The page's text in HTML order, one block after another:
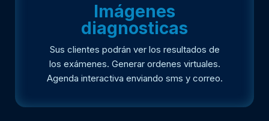
Imágenes
diagnosticas
Sus clientes podrán ver los resultados de
los exámenes. Generar ordenes virtuales.
Agenda interactiva enviando sms y correo.